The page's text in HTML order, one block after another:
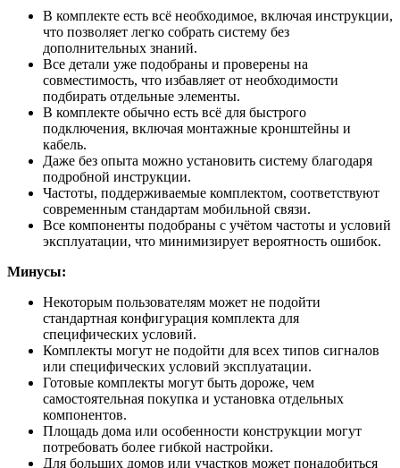
В комплекте есть всё необходимое, включая инструкции,
что позволяет легко собрать систему без
дополнительных знаний.
Все детали уже подобраны и проверены на
совместимость, что избавляет от необходимости
подбирать отдельные элементы.
В комплекте обычно есть всё для быстрого
подключения, включая монтажные кронштейны и
кабель.
Даже без опыта можно установить систему благодаря
подробной инструкции.
Частоты, поддерживаемые комплектом, соответствуют
современным стандартам мобильной связи.
Все компоненты подобраны с учётом частоты и условий
эксплуатации, что минимизирует вероятность ошибок.
Минусы:
Некоторым пользователям может не подойти
стандартная конфигурация комплекта для
специфических условий.
Комплекты могут не подойти для всех типов сигналов
или специфических условий эксплуатации.
Готовые комплекты могут быть дороже, чем
самостоятельная покупка и установка отдельных
компонентов.
Площадь дома или особенности конструкции могут
потребовать более гибкой настройки.
Для больших домов или участков может понадобиться